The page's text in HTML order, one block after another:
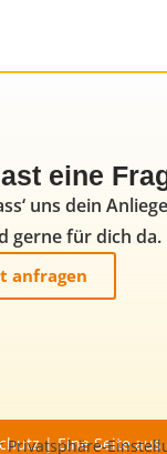
eine
uns dein
gerne für dich da.
anfragen
| Eine Seite
Privatsphäre-